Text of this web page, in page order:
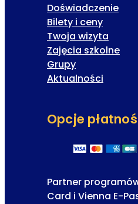
Doświadczenie
Bilety i ceny
Twoja wizyta
Zajęcia szkolne
Grupy
Aktualności
Opcje
Partner
Card i Vienna E-